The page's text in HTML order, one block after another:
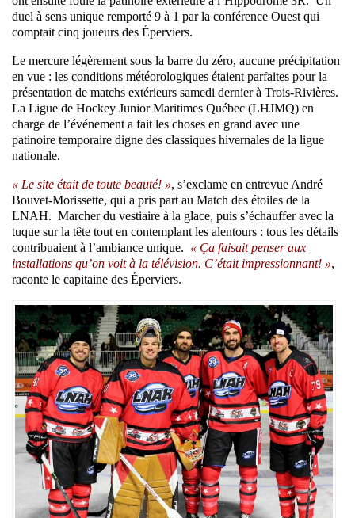
duel à sens unique remporté 9 à 1 par la conférence Ouest qui
comptait cinq joueurs des Éperviers.
Le mercure légèrement sous la barre du zéro, aucune précipitation
en vue : les conditions météorologiques étaient parfaites pour la
présentation de matchs extérieurs samedi dernier à Trois-Rivières.
La Ligue de Hockey Junior Maritimes Québec (LHJMQ) en
charge de l’événement a fait les choses en grand avec une
patinoire temporaire digne des classiques hivernales de la ligue
nationale.
« Le site était de toute beauté! », s’exclame en entrevue André
Bouvet-Morissette, qui a pris part au Match des étoiles de la
LNAH. Marcher du vestiaire à la glace, puis s’échauffer avec la
tuque sur la tête tout en contemplant les alentours : tous les détails
contribuaient à l’ambiance unique. « Ça faisait penser aux
installations qu’on voit à la télévision. C’était impressionnant! »,
raconte le capitaine des Éperviers.